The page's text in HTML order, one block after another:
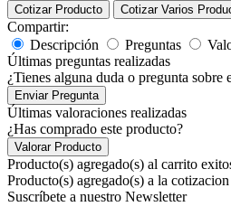
Cotizar Producto Cotizar Varios
Compartir:
Descripción
Preguntas
Últimas preguntas realizadas
¿Tienes alguna duda o pregunta sobre
Enviar Pregunta
Últimas valoraciones realizadas
¿Has comprado este producto?
Valorar Producto
Producto(s) agregado(s) al carrito
Producto(s) agregado(s) a la
Suscríbete a nuestro Newsletter